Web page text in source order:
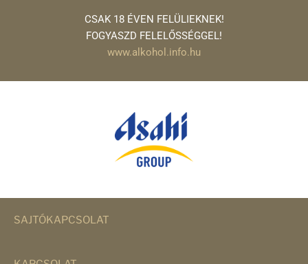
CSAK 18 ÉVEN FELÜLIEKNEK!
FOGYASZD FELELŐSSÉGGEL!
www.alkohol.info.hu
SAJTÓKAPCSOLAT